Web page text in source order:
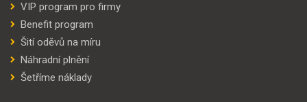
VIP program pro firmy
Benefit program
Šití oděvů na míru
Náhradní plnění
Šetříme náklady